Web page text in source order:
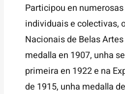
Participou en
individuais e colectivas,
Nacionais de Belas
medalla en 1907, unha
primeira en 1922 e na
de 1915, unha medalla